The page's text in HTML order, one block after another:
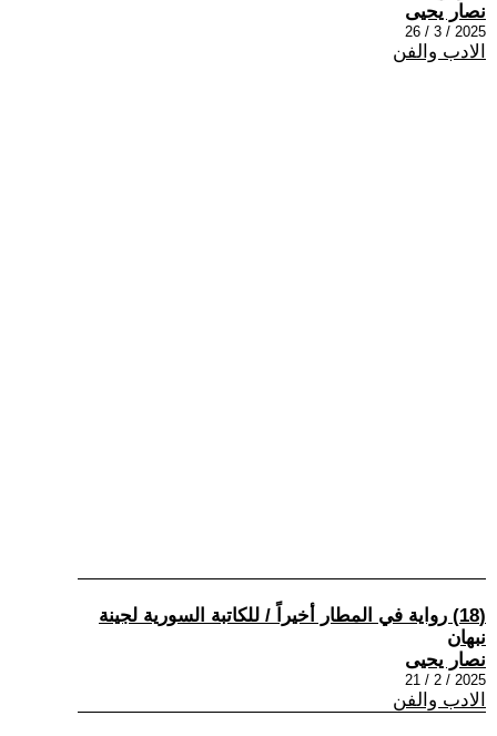
نصار يحيى
2025 / 3 / 26
الادب والفن
(18) رواية في المطار أخيراً / للكاتبة السورية لجينة
نبهان
نصار يحيى
2025 / 2 / 21
الادب والفن